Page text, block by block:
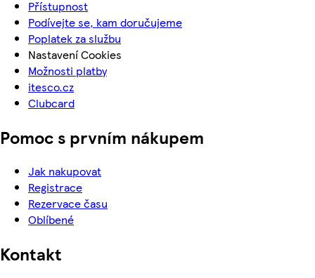
Přístupnost
Podívejte se, kam doručujeme
Poplatek za službu
Nastavení Cookies
Možnosti platby
itesco.cz
Clubcard
Pomoc s prvním nákupem
Jak nakupovat
Registrace
Rezervace času
Oblíbené
Kontakt